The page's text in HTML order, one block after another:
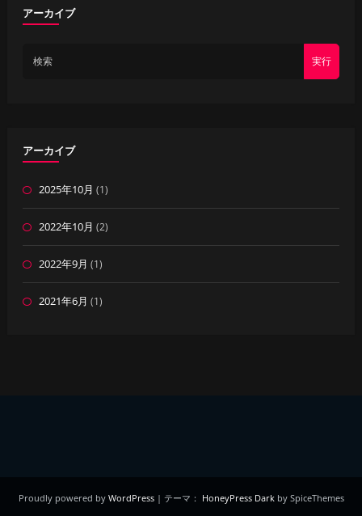
アーカイブ
実行
アーカイブ
2025年10月 (1)
2022年10月 (2)
2022年9月 (1)
2021年6月 (1)
Proudly powered by WordPress | テーマ： HoneyPress Darkby SpiceThemes